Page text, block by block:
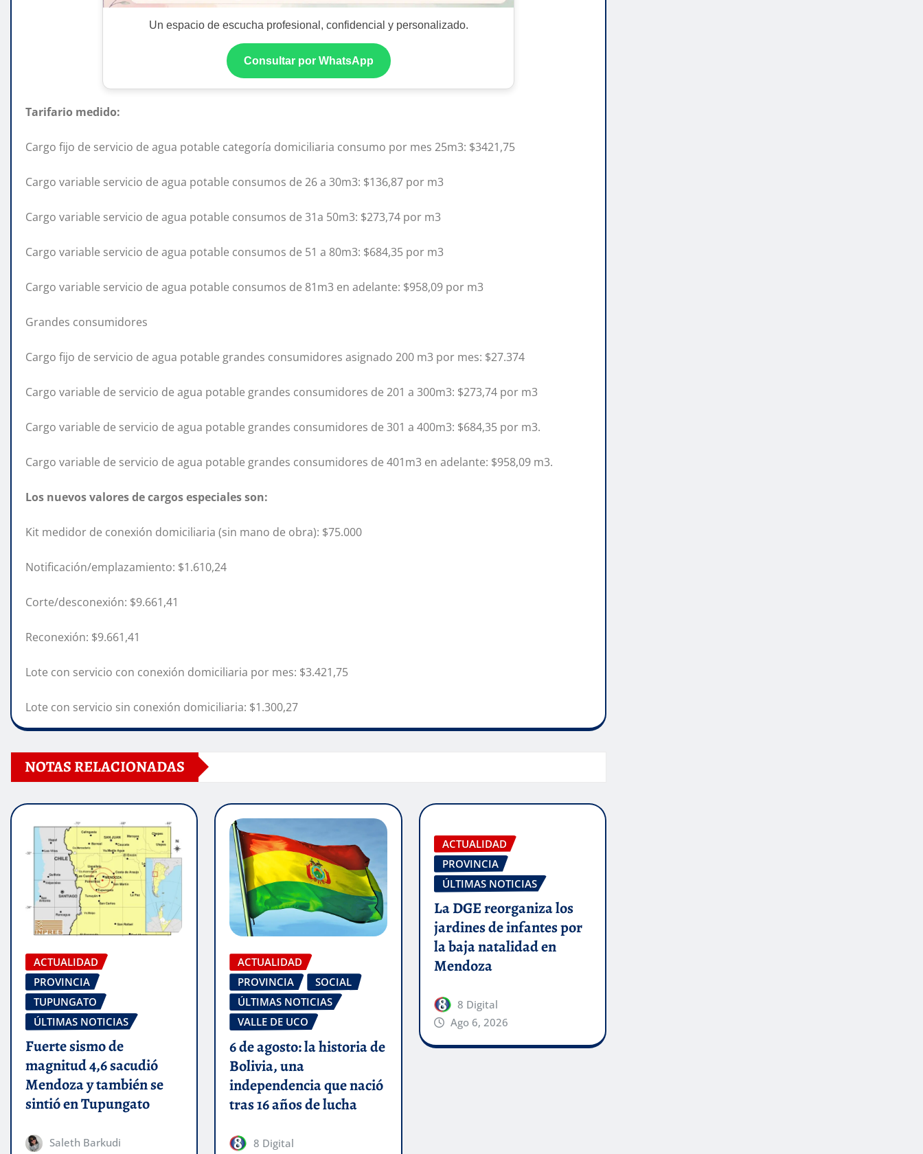
Un espacio de escucha profesional, confidencial y personalizado.
Consultar por WhatsApp
Tarifario medido:
Cargo fijo de servicio de agua potable categoría domiciliaria consumo por mes 25m3: $3421,75
Cargo variable servicio de agua potable consumos de 26 a 30m3: $136,87 por m3
Cargo variable servicio de agua potable consumos de 31a 50m3: $273,74 por m3
Cargo variable servicio de agua potable consumos de 51 a 80m3: $684,35 por m3
Cargo variable servicio de agua potable consumos de 81m3 en adelante: $958,09 por m3
Grandes consumidores
Cargo fijo de servicio de agua potable grandes consumidores asignado 200 m3 por mes: $27.374
Cargo variable de servicio de agua potable grandes consumidores de 201 a 300m3: $273,74 por m3
Cargo variable de servicio de agua potable grandes consumidores de 301 a 400m3: $684,35 por m3.
Cargo variable de servicio de agua potable grandes consumidores de 401m3 en adelante: $958,09 m3.
Los nuevos valores de cargos especiales son:
Kit medidor de conexión domiciliaria (sin mano de obra): $75.000
Notificación/emplazamiento: $1.610,24
Corte/desconexión: $9.661,41
Reconexión: $9.661,41
Lote con servicio con conexión domiciliaria por mes: $3.421,75
Lote con servicio sin conexión domiciliaria: $1.300,27
NOTAS RELACIONADAS
ACTUALIDAD
PROVINCIA
TUPUNGATO
ÚLTIMAS NOTICIAS
Fuerte sismo de
magnitud 4,6 sacudió
Mendoza y también se
sintió en Tupungato
Saleth Barkudi
ACTUALIDAD
PROVINCIA
SOCIAL
ÚLTIMAS NOTICIAS
VALLE DE UCO
6 de agosto: la historia de
Bolivia, una
independencia que nació
tras 16 años de lucha
8 Digital
ACTUALIDAD
PROVINCIA
ÚLTIMAS NOTICIAS
La DGE reorganiza los
jardines de infantes por
la baja natalidad en
Mendoza
8 Digital
Ago 6, 2026